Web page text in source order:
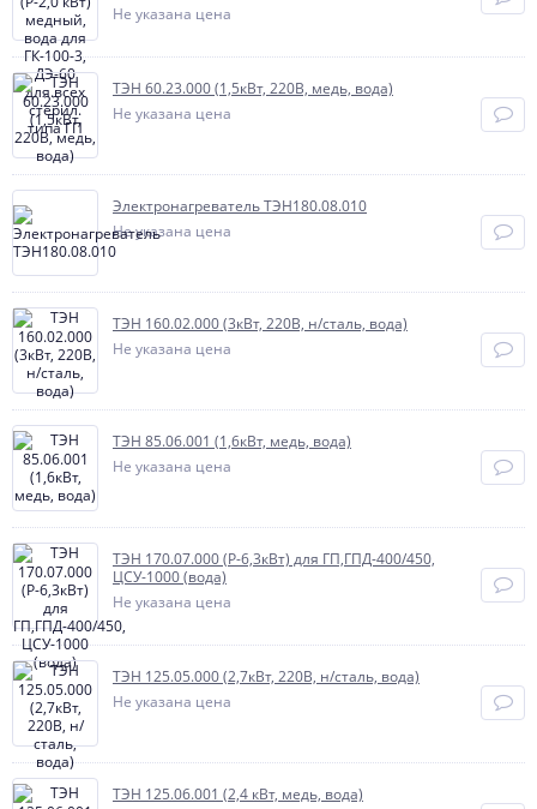
Не указана цена
ТЭН 60.23.000 (1,5кВт, 220В, медь, вода)
Не указана цена
Электронагреватель ТЭН180.08.010
Не указана цена
ТЭН 160.02.000 (3кВт, 220В, н/сталь, вода)
Не указана цена
ТЭН 85.06.001 (1,6кВт, медь, вода)
Не указана цена
ТЭН 170.07.000 (Р-6,3кВт) для ГП,ГПД-400/450,
ЦСУ-1000 (вода)
Не указана цена
ТЭН 125.05.000 (2,7кВт, 220В, н/сталь, вода)
Не указана цена
ТЭН 125.06.001 (2,4 кВт, медь, вода)